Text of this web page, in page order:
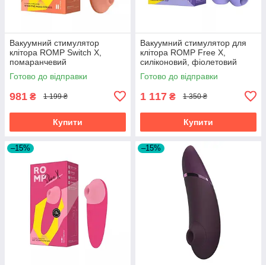
Вакуумний стимулятор
клітора ROMP Switch X,
помаранчевий
Готово до відправки
981 ₴ 1 199 ₴
Купити
Вакуумний стимулятор для
клітора ROMP Free X,
силіконовий, фіолетовий
Готово до відправки
1 117 ₴ 1 350 ₴
Купити
–15% –15%